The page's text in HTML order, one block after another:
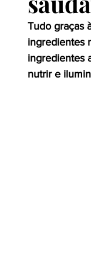
Tudo graças
ingredientes
ingredientes
nutrir e